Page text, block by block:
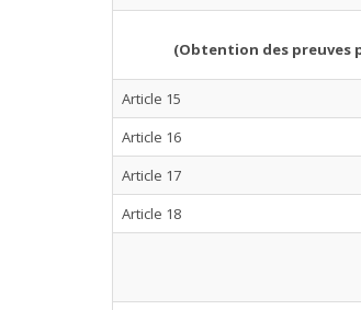
(Obtention des preuves
Article 15
Article 16
Article 17
Article 18